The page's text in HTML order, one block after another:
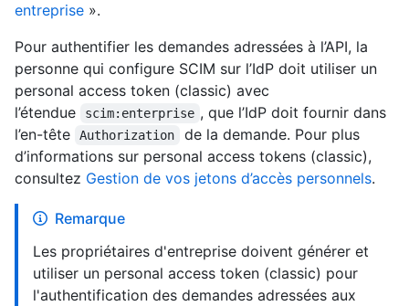
entreprise ».
Pour authentifier les demandes adressées à l’API, la
personne qui configure SCIM sur l’IdP doit utiliser un
personal access token (classic) avec
l’étendue
scim:enterprise , que l’IdP doit fournir dans
l’en-tête
Authorization
de la demande. Pour plus
d’informations sur personal access tokens (classic),
consultez Gestion de vos jetons d’accès personnels.
Remarque
Les propriétaires d'entreprise doivent générer et
utiliser un personal access token (classic) pour
l'authentification des demandes adressées aux